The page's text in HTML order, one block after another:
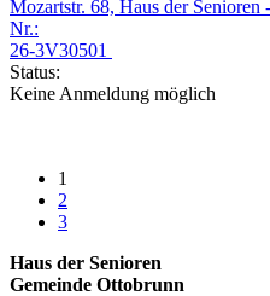
Mozartstr. 68, Haus der Senioren
Nr.:
26-3V30501
Status:
Keine Anmeldung möglich
1
2
3
Haus der Senioren
Gemeinde Ottobrunn